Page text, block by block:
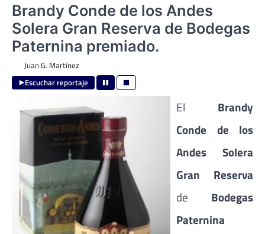
Brandy Conde de los Andes
Solera Gran Reserva de Bodegas
Paternina premiado.
Juan G. Martínez
Escuchar reportaje
El Brandy
Conde de los
Andes Solera
Gran Reserva
de Bodegas
Paternina